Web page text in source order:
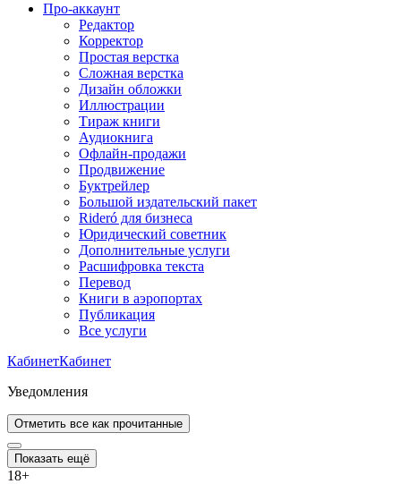
Про-аккаунт
Редактор
Корректор
Простая верстка
Сложная верстка
Дизайн обложки
Иллюстрации
Тираж книги
Аудиокнига
Офлайн-продажи
Продвижение
Буктрейлер
Большой издательский пакет
Rideró для бизнеса
Юридический советник
Дополнительные услуги
Расшифровка текста
Перевод
Книги в аэропортах
Публикация
Все услуги
КабинетКабинет
Уведомления
Отметить все как прочитанные
Показать ещё
18+